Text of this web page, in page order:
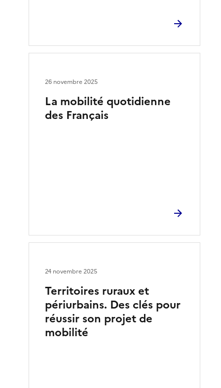
La mobilité quotidienne
des Français
26 novembre 2025
Territoires ruraux et
périurbains. Des clés pour
réussir son projet de
mobilité
24 novembre 2025